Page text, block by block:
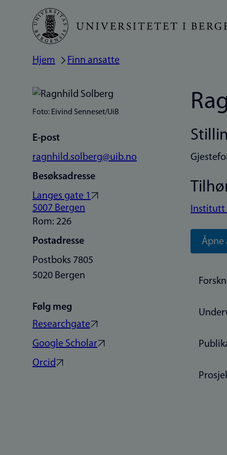
Hopp
hovedinnhold
Navigasjonssti
Hjem Finn ansatte
Foto: Eivind Senneset/UiB
E-post
ragnhild.solberg@uib.no
Besøksadresse
Langes gate 1
5007 Bergen
Rom: 226
Postadresse
Postboks 7805
5020 Bergen
Følg meg
Researchgate
Google Scholar
Orcid
Åpne